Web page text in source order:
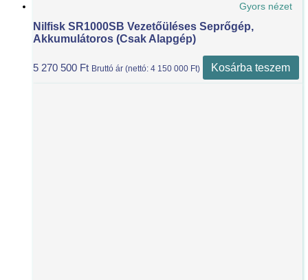
Gyors nézet
Nilfisk SR1000SB Vezetőüléses Seprőgép,
Akkumulátoros (csak Alapgép)
5 270 500 Ft Bruttó ár (nettó: 4 150 000 Ft) Kosárba teszem